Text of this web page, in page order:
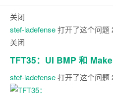
关闭
stef-ladefense打开了这个问题
关闭
TFT35：UI BMP 和
stef-ladefense打开了这个问题